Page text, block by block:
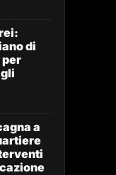
di
per
a